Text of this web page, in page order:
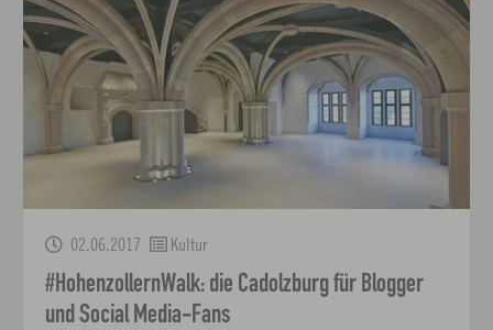
02.06.2017 Kultur
#HohenzollernWalk: die Cadolzburg für Blogger
und Social Media-Fans